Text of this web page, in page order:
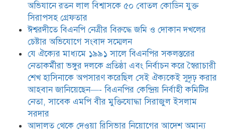
নীরব ভ’মিকায় প্রধানমন্ত্রীর জরুরি
হস্তক্ষেপ কামনা
অভিযানে রতন লাল বিশ্বাসকে ৫০ বোতল কোডিন যুক্ত
সিরাপসহ গ্রেফতার
ঈশ্বরদীতে বিএনপি নেত্রীর বিরুদ্ধে জমি ও দোকান দখলের
চেষ্টার অভিযোগে সংবাদ সম্মেলন
যে ঐক্যের মাধ্যমে ১৯৯১ সালে বিএনপির সকলস্তরের
নেতাকর্মীরা ভঙ্গুর দলকে প্রতিষ্ঠা এবং নির্বাচন করে স্বৈরাচারী
শেখ হাসিনাকে অপসারণ করেছিল সেই ঐক্যকেই সুদৃঢ় করার
আহবান জানিয়েছেন—- বিএনপির কেন্দ্রিয় নির্বাহী কমিটির
নেতা, সাবেক এমপি বীর মুক্তিযোদ্ধা সিরাজুল ইসলাম
সরদার
আদালত থেকে দেওয়া রিসিভার নিয়োগের আদেশ অমান্য